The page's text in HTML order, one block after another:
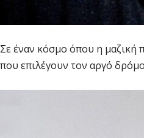
Σε έναν κόσμο όπου η μαζική
που επιλέγουν τον αργό